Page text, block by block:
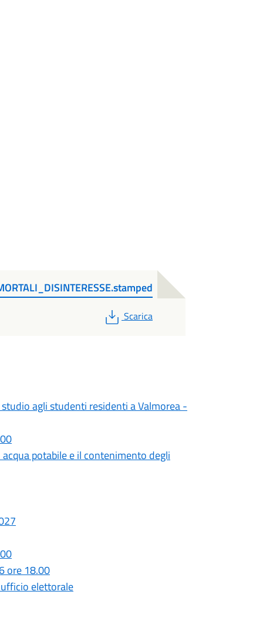
PDF
Scarica
agli studenti residenti a Valmorea -
potabile e il contenimento degli
ore 18.00
elettorale